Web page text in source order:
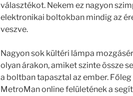
választékot. Nekem ez nagyon
elektronikai boltokban mindig az
veszve.
Nagyon sok kültéri lámpa
olyan árakon, amiket szinte össze
a boltban tapasztal az ember.
MetroMan online felületének a